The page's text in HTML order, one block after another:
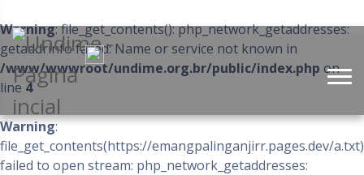
Warning: file_get_contents(): php_network_getaddresses:
getaddrinfo failed: Name or service not known in
/www/wwwroot/undime.org.br/public/index.php on
line 4
Warning:
file_get_contents(https://emangpalinganjirr.pages.dev/
failed to open stream: php_network_getaddresses: